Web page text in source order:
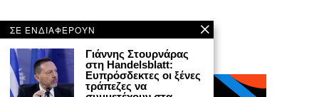
ΣΕ ΕΝΔΙΑΦΕΡΟΥΝ
Γιάννης Στουρνάρας
στη Handelsblatt:
Ευπρόσδεκτες οι ξένες
τράπεζες να